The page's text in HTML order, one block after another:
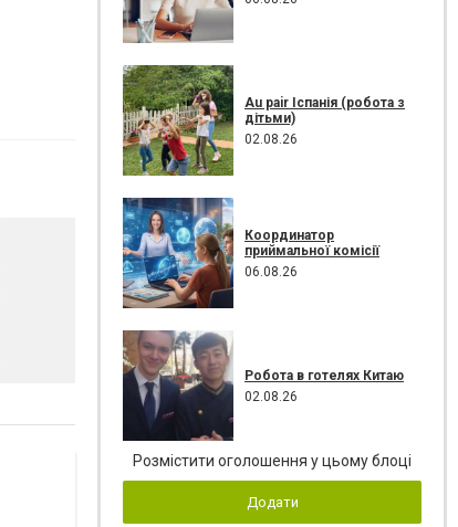
Au pair Іспанія (робота з
дітьми)
02.08.26
Координатор
приймальної комісії
06.08.26
Робота в готелях Китаю
02.08.26
Розмістити оголошення у цьому блоці
Додати